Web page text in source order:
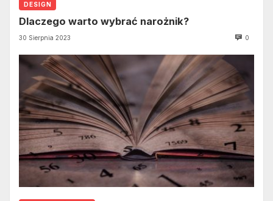
DESIGN
Dlaczego warto wybrać narożnik?
30 Sierpnia 2023 0